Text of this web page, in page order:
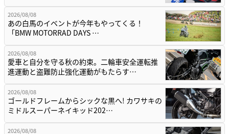
2026/08/08
あの白馬のイベントが今年もやってくる！
「BMW MOTORRAD DAYS …
2026/08/08
愛車と自分を守る秋の約束。二輪車安全運転推
進運動と盗難防止強化運動がもたらす…
2026/08/08
ゴールドフレームからシックな黒へ! カワサキの
ミドルスーパーネイキッド202…
2026/08/08